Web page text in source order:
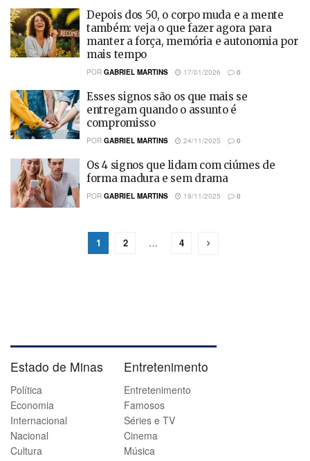
Depois dos 50, o corpo muda e a mente
também: veja o que fazer agora para
manter a força, memória e autonomia por
mais tempo
POR GABRIEL MARTINS 17/01/2026 0
Esses signos são os que mais se
entregam quando o assunto é
compromisso
POR GABRIEL MARTINS 24/11/2025 0
Os 4 signos que lidam com ciúmes de
forma madura e sem drama
POR GABRIEL MARTINS 19/11/2025 0
1 2 … 4
Estado de Minas
Política
Economia
Internacional
Nacional
Cultura
Entretenimento
Entretenimento
Famosos
Séries e TV
Cinema
Música